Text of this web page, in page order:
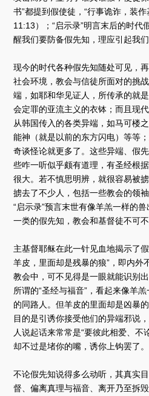
书”都提到假使徒，“行事诡诈，装
11:13）；“启示录”明言末后的时代
醒我们要防备假先知，理应引起我们
现今的时代各种假先知随处可见，
社会环境，教会与信徒所面对的挑
端，如耶和华见证人，所传承的就
会定罪的亚流主义的衣钵；而且现
从韩国传入的各类异端，如马可楼
能神（就是以前的东方闪电）等等
奇谈怪论就更多了。这些异端、假
些咋一听似乎颇有道理，有圣经根
很大。若不慎思明辨，就很容易被
掳去了不少人，包括一些教会的领
“启示录”预言末世有像羊羔一样的
一类的假先知，教会和基督徒不可不
主基督耶稣在此一针见血地揭示了
羊皮，里面却是残暴的狼”，即内外
教会中，可不见得是一眼就能识别
所谓的“圣经与福音”，看起来像羊
的同路人。但羊皮的里面却是凶暴
目的是引诱你接受他们的异端邪说
人说起话来常常是“要彼此相爱、不
却不过是堵你的嘴，诱你上钩罢了。
不论假先知说得多么动听，其真实
督、偏离真理与福音、离开乃至拆